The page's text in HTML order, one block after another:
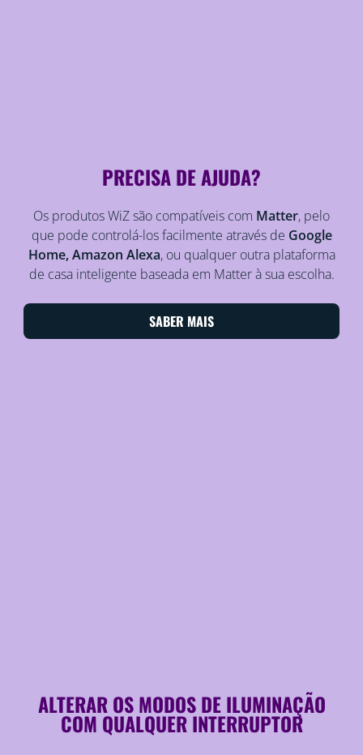
PRECISA DE AJUDA?
Os produtos WiZ são compatíveis com Matter, pelo
que pode controlá-los facilmente através de Google
Home, Amazon Alexa, ou qualquer outra plataforma
de casa inteligente baseada em Matter à sua escolha.
SABER MAIS
ALTERAR OS MODOS DE ILUMINAÇÃO
COM QUALQUER INTERRUPTOR